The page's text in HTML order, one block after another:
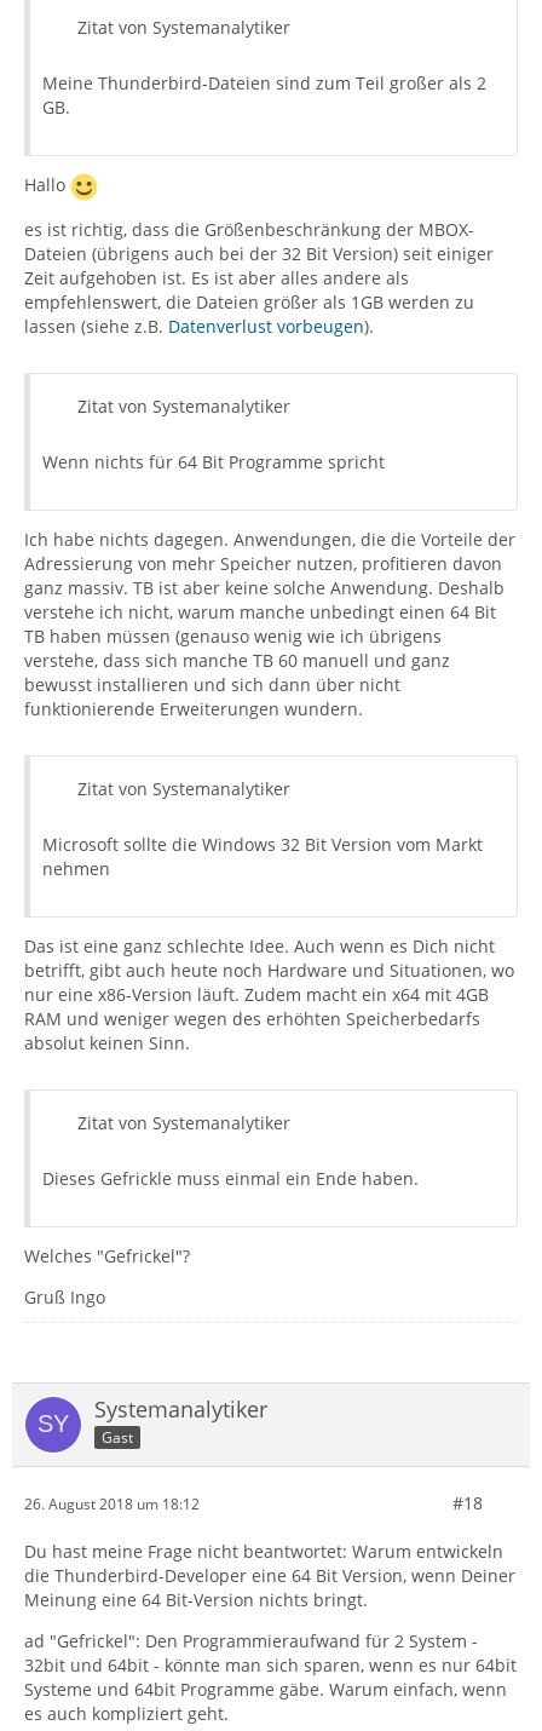
Zitat von Systemanalytiker
Meine Thunderbird-Dateien sind zum Teil großer als 2
GB.
Hallo
es ist richtig, dass die Größenbeschränkung der MBOX-
Dateien (übrigens auch bei der 32 Bit Version) seit einiger
Zeit aufgehoben ist. Es ist aber alles andere als
empfehlenswert, die Dateien größer als 1GB werden zu
lassen (siehe z.B. Datenverlust vorbeugen).
Zitat von Systemanalytiker
Wenn nichts für 64 Bit Programme spricht
Ich habe nichts dagegen. Anwendungen, die die Vorteile der
Adressierung von mehr Speicher nutzen, profitieren davon
ganz massiv. TB ist aber keine solche Anwendung. Deshalb
verstehe ich nicht, warum manche unbedingt einen 64 Bit
TB haben müssen (genauso wenig wie ich übrigens
verstehe, dass sich manche TB 60 manuell und ganz
bewusst installieren und sich dann über nicht
funktionierende Erweiterungen wundern.
Zitat von Systemanalytiker
Microsoft sollte die Windows 32 Bit Version vom Markt
nehmen
Das ist eine ganz schlechte Idee. Auch wenn es Dich nicht
betrifft, gibt auch heute noch Hardware und Situationen, wo
nur eine x86-Version läuft. Zudem macht ein x64 mit 4GB
RAM und weniger wegen des erhöhten Speicherbedarfs
absolut keinen Sinn.
Zitat von Systemanalytiker
Dieses Gefrickle muss einmal ein Ende haben.
Welches "Gefrickel"?
Gruß Ingo
Systemanalytiker
Gast
26. August 2018 um 18:12 #18
Du hast meine Frage nicht beantwortet: Warum entwickeln
die Thunderbird-Developer eine 64 Bit Version, wenn Deiner
Meinung eine 64 Bit-Version nichts bringt.
ad "Gefrickel": Den Programmieraufwand für 2 System -
32bit und 64bit - könnte man sich sparen, wenn es nur 64bit
Systeme und 64bit Programme gäbe. Warum einfach, wenn
es auch kompliziert geht.